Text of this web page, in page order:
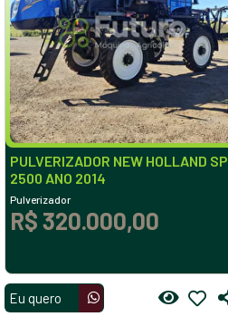
PULVERIZADOR NEW HOLLAND SP
2500 ANO 2014
Pulverizador
R$ 320.000,00
Eu quero